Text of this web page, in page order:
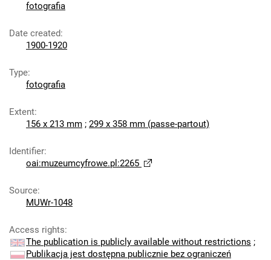
fotografia
Date created:
1900-1920
Type:
fotografia
Extent:
156 x 213 mm ; 299 x 358 mm (passe-partout)
Identifier:
oai:muzeumcyfrowe.pl:2265
Source:
MUWr-1048
Access rights:
The publication is publicly available without restrictions ;
Publikacja jest dostępna publicznie bez ograniczeń